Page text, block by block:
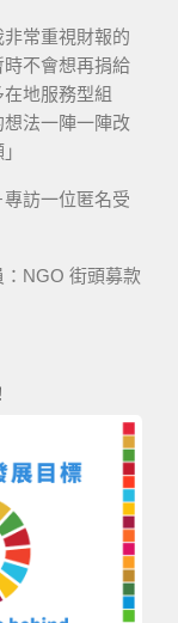
非常重視財報的
不會想再捐給
地服務型組
法一陣一陣改
訪一位匿名受
NGO 街頭募款